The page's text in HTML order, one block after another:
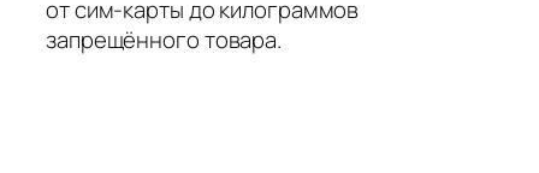
от сим-карты до килограммов
запрещённого товара.